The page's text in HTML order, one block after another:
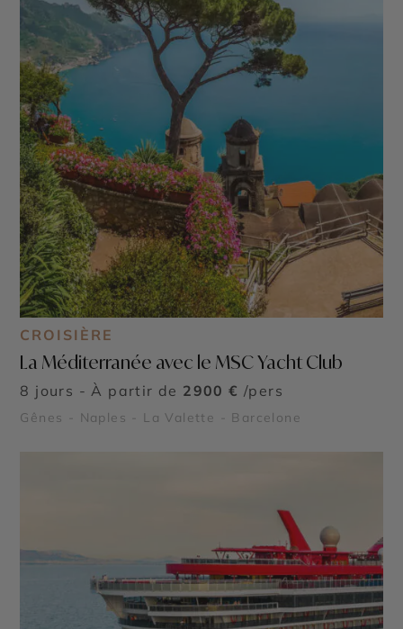
CROISIÈRE
La Méditerranée avec le MSC Yacht Club
8 jours - À partir de 2900 € /pers
Gênes - Naples - La Valette - Barcelone